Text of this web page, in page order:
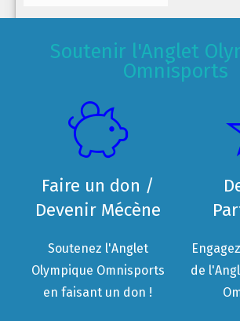
Soutenir l'Anglet
Omnisports
Faire un don /
Devenir Mécène
Soutenez l'Anglet
Olympique Omnisports
en faisant un don !
de